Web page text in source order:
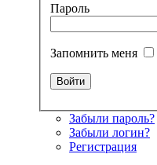
Пароль
Запомнить меня
Забыли пароль?
Забыли логин?
Регистрация